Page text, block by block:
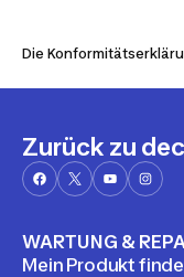
Die
Zurück zu
WARTUNG &
Mein Produkt